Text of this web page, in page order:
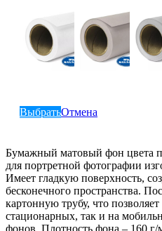
ВыбратьОтмена
Бумажный матовый фон цвета
для портретной фотографии
Имеет гладкую поверхность,
бесконечного пространства.
картонную трубу, что
стационарных, так и на
фонов. Плотность фона – 160 г/